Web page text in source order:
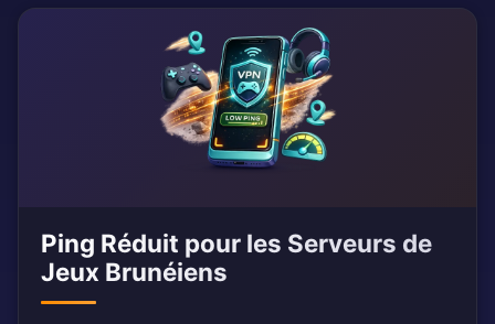
Ping Réduit pour les Serveurs de
Jeux Brunéiens